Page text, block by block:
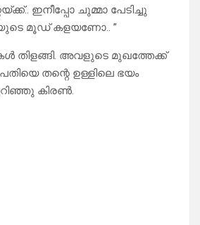
ഇനീപ്പോ ചുമ്മാ പേടിച്ചു
മൂഡ് കളയണോ.. ”
തിളങ്ങി. അവളുടെ മുഖത്തേക്ക്
തന്റെ ഉള്ളിലെ ഭയം
കിരൺ.